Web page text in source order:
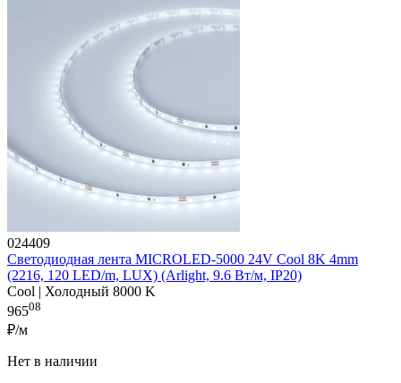
024409
Светодиодная лента MICROLED-5000 24V Cool 8K 4mm
(2216, 120 LED/m, LUX) (Arlight, 9.6 Вт/м, IP20)
Cool | Холодный 8000 K
96508
₽/м
Нет в наличии